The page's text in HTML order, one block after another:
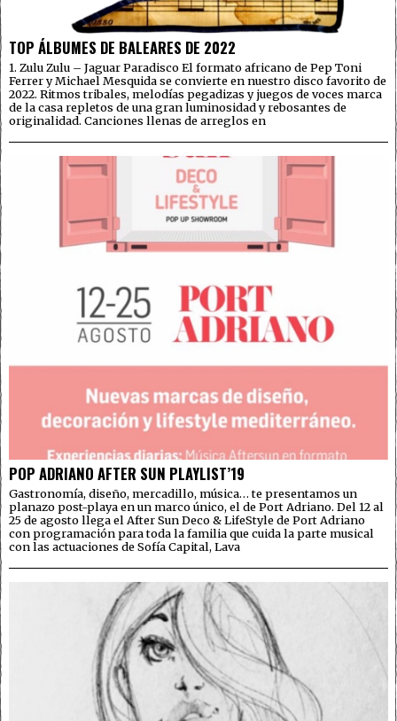
TOP ÁLBUMES DE BALEARES DE 2022
1. Zulu Zulu – Jaguar Paradisco El formato africano de Pep Toni
Ferrer y Michael Mesquida se convierte en nuestro disco favorito de
2022. Ritmos tribales, melodías pegadizas y juegos de voces marca
de la casa repletos de una gran luminosidad y rebosantes de
originalidad. Canciones llenas de arreglos en
POP ADRIANO AFTER SUN PLAYLIST’19
Gastronomía, diseño, mercadillo, música… te presentamos un
planazo post-playa en un marco único, el de Port Adriano. Del 12 al
25 de agosto llega el After Sun Deco & LifeStyle de Port Adriano
con programación para toda la familia que cuida la parte musical
con las actuaciones de Sofía Capital, Lava